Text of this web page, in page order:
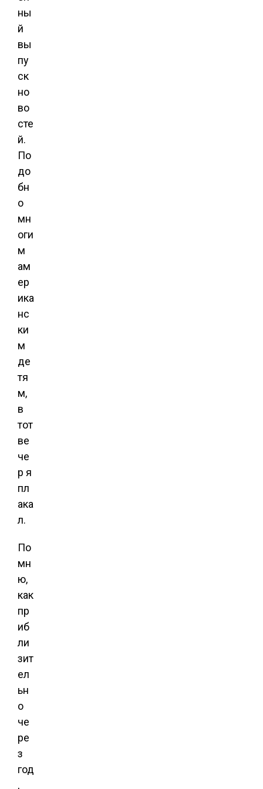
ны
й
вы
пу
ск
но
во
сте
й.
По
до
бн
о
мн
оги
м
ам
ер
ика
нс
ки
м
де
тя
м,
в
тот
ве
че
р я
пл
ака
л.
По
мн
ю,
как
пр
иб
ли
зит
ел
ьн
о
че
ре
з
год
,